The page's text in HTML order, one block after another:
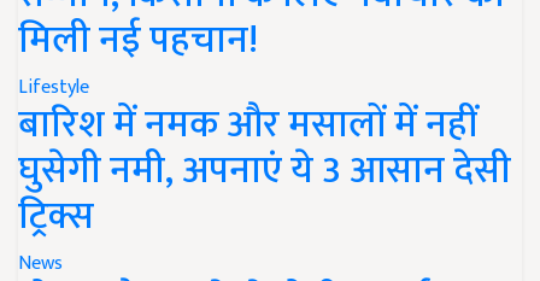
मिली नई पहचान!
Lifestyle
बारिश में नमक और मसालों में नहीं
घुसेगी नमी, अपनाएं ये 3 आसान देसी
ट्रिक्स
News